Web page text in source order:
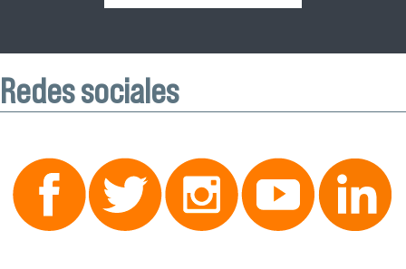
Redes sociales